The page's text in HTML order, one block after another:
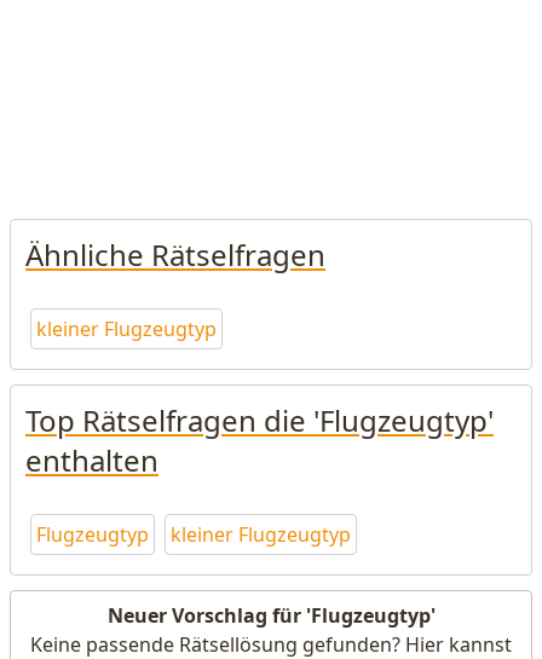
Ähnliche Rätselfragen
kleiner Flugzeugtyp
Top Rätselfragen die 'Flugzeugtyp'
enthalten
Flugzeugtyp kleiner Flugzeugtyp
Neuer Vorschlag für 'Flugzeugtyp'
Keine passende Rätsellösung gefunden? Hier kannst